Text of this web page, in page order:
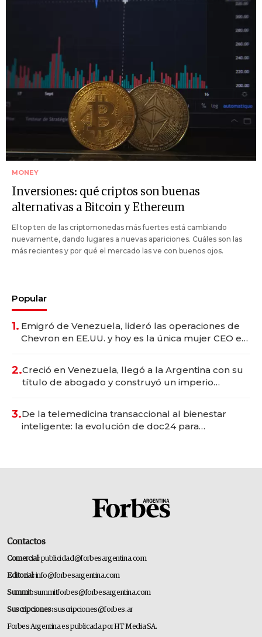
MONEY
Inversiones: qué criptos son buenas
alternativas a Bitcoin y Ethereum
El top ten de las criptomonedas más fuertes está cambiando
nuevamente, dando lugares a nuevas apariciones. Cuáles son las
más recientes y por qué el mercado las ve con buenos ojos.
Popular
1. Emigró de Venezuela, lideró las operaciones de
Chevron en EE.UU. y hoy es la única mujer CEO en
2.Creció en Venezuela, llegó a la Argentina con su
título de abogado y construyó un imperio
3.De la telemedicina transaccional al bienestar
inteligente: la evolución de doc24 para
Contactos
Comercial:publicidad@forbesargentina.com
Editorial:info@forbesargentina.com
Summit:summitforbes@forbesargentina.com
Suscripciones:suscripciones@forbes.ar
Forbes Argentina es publicada por HT Media SA.